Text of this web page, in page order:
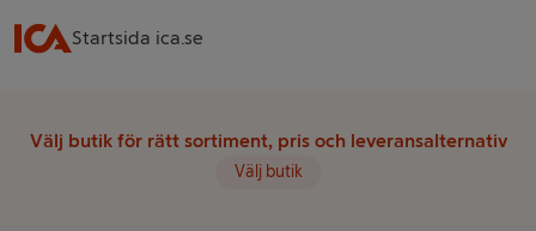
Startsida ica.se
Välj butik för rätt sortiment, pris och leveransalternativ
Välj butik